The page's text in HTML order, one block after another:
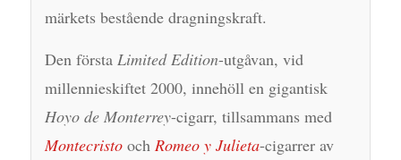
märkets bestående dragningskraft.
Den första Limited Edition-utgåvan, vid
millennieskiftet 2000, innehöll en gigantisk
Hoyo de Monterrey-cigarr, tillsammans med
Montecristooch Romeo y Julieta-cigarrer av